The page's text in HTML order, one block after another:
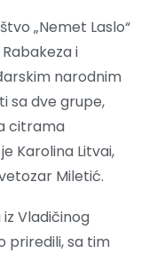
„Nemet Laslo“
i
narodnim
sa dve grupe,
citrama
Karolina Litvai,
Miletić.
Vladičinog
priredili, sa tim